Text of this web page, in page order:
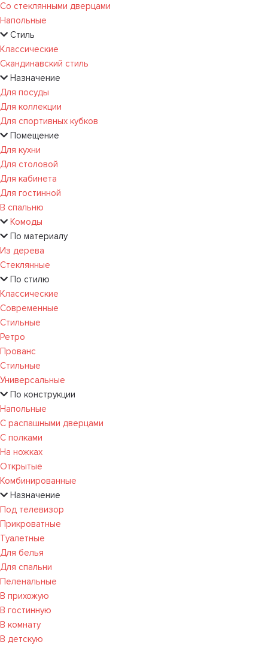
Со стеклянными дверцами
Напольные
Стиль
Классические
Скандинавский стиль
Назначение
Для посуды
Для коллекции
Для спортивных кубков
Помещение
Для кухни
Для столовой
Для кабинета
Для гостинной
В спальню
Комоды
По материалу
Из дерева
Стеклянные
По стилю
Классические
Современные
Стильные
Ретро
Прованс
Стильные
Универсальные
По конструкции
Напольные
С распашными дверцами
С полками
На ножках
Открытые
Комбинированные
Назначение
Под телевизор
Прикроватные
Туалетные
Для белья
Для спальни
Пеленальные
В прихожую
В гостинную
В комнату
В детскую